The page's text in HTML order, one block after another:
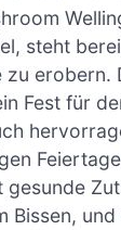
steht
zu erobern.
Fest für
gesunde
Bissen,